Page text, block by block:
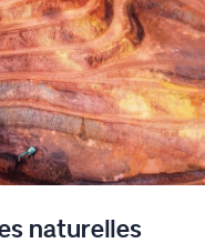
naturelles